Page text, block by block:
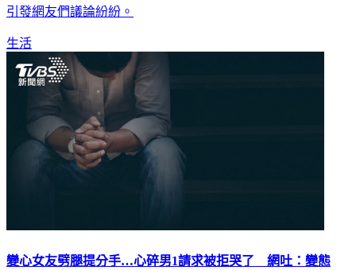
引發網友們議論紛紛。
生活
變心女友劈腿提分手…心碎男1請求被拒哭了 網吐：變態